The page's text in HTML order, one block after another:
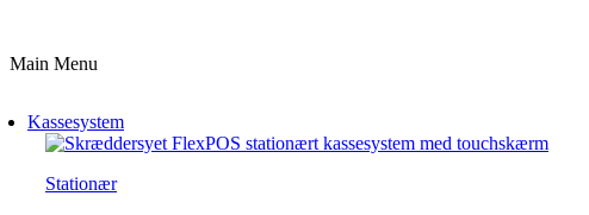
Main Menu
Kassesystem
Stationær